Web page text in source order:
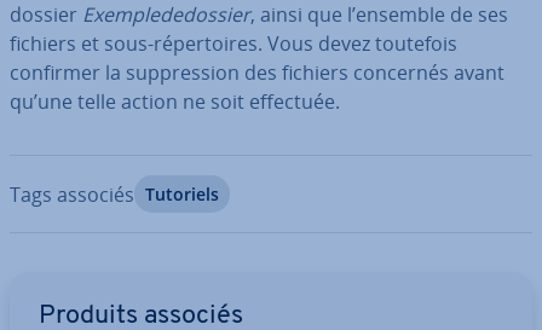
dossier Exem­ple­de­dos­sier, ainsi que l’ensemble de ses
fichiers et sous-ré­per­toires. Vous devez toutefois
confirmer la sup­pres­sion des fichiers concernés avant
qu’une telle action ne soit effectuée.
Tags associés Tutoriels
Produits associés